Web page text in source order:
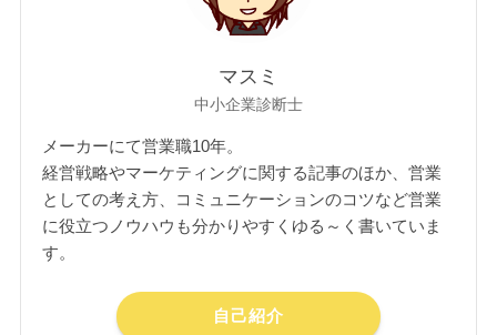
マスミ
中小企業診断士
メーカーにて営業職10年。
経営戦略やマーケティングに関する記事のほか、営業
としての考え方、コミュニケーションのコツなど営業
に役立つノウハウも分かりやすくゆる～く書いていま
す。
自己紹介